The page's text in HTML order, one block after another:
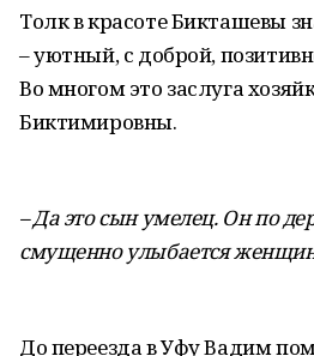
Толк в красоте Бикташевы
– уютный, с доброй,
Во многом это заслуга
Биктимировны.
– Да это сын умелец. Он по
смущенно улыбается
До переезда в Уфу Вадим